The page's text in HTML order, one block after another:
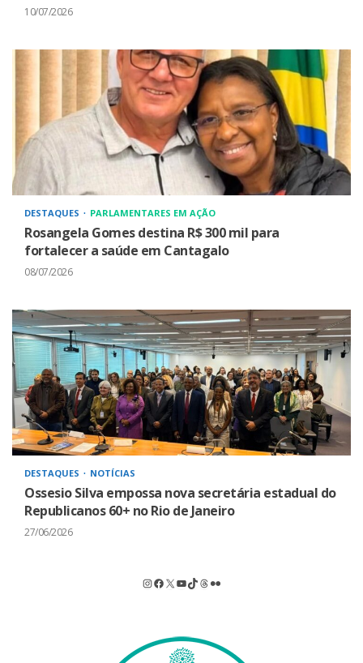
10/07/2026
DESTAQUES PARLAMENTARES EM AÇÃO
Rosangela Gomes destina R$ 300 mil para
fortalecer a saúde em Cantagalo
08/07/2026
DESTAQUES NOTÍCIAS
Ossesio Silva empossa nova secretária estadual do
Republicanos 60+ no Rio de Janeiro
27/06/2026
Instagram
Facebook
X Youtube
TikTok
Threads
Flickr